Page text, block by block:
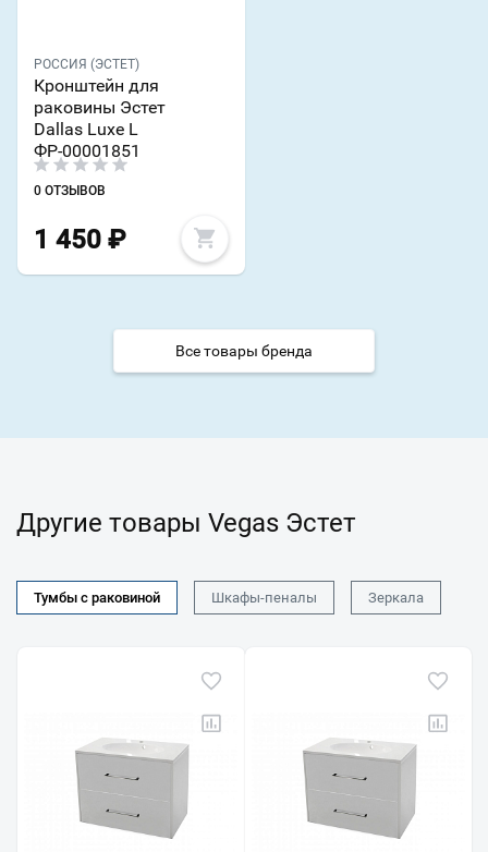
РОССИЯ (ЭСТЕТ)
Кронштейн для
раковины Эстет
Dallas Luxe L
ФР-00001851
0 ОТЗЫВОВ
1 450 ₽
Все товары бренда
Другие товары Vegas Эстет
Тумбы с раковиной Шкафы-пеналы Зеркала